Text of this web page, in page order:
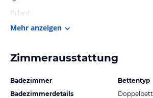
Billard
Mehr anzeigen
Zimmerausstattung
Badezimmer
Badezimmerdetails
Bettentyp
Doppelbett